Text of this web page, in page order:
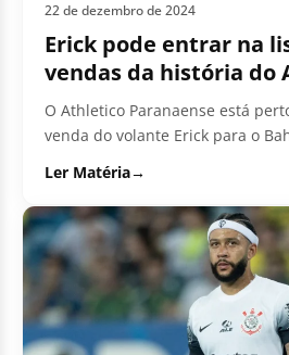
22 de dezembro de 2024
Erick pode entrar na
vendas da história do
O Athletico Paranaense está
venda do volante Erick para o
Ler Matéria→